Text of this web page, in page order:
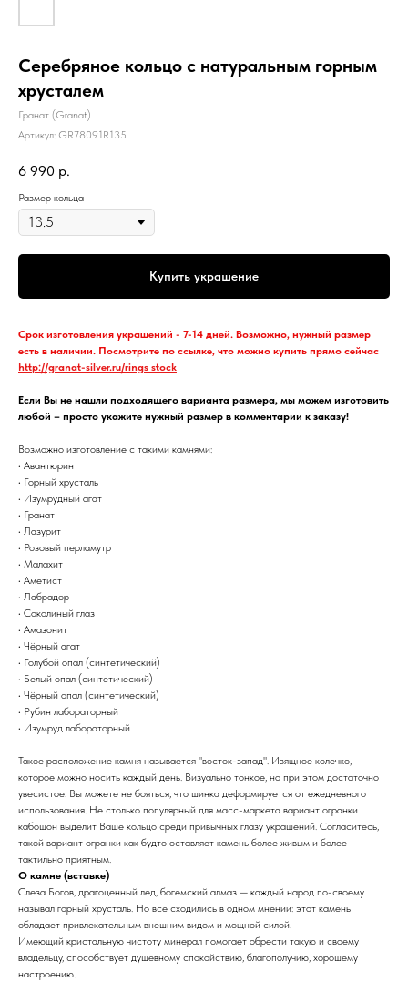
Серебряное кольцо с натуральным горным
хрусталем
Гранат (Granat)
Артикул: GR78091R135
6 990 р.
Размер кольца
Купить украшение
Срок изготовления украшений - 7-14 дней. Возможно, нужный размер
есть в наличии. Посмотрите по ссылке, что можно купить прямо сейчас
http://granat-silver.ru/rings_stock
Если Вы не нашли подходящего варианта размера, мы можем изготовить
любой – просто укажите нужный размер в комментарии к заказу!
Возможно изготовление с такими камнями:
• Авантюрин
• Горный хрусталь
• Изумрудный агат
• Гранат
• Лазурит
• Розовый перламутр
• Малахит
• Аметист
• Лабрадор
• Соколиный глаз
• Амазонит
• Чёрный агат
• Голубой опал (синтетический)
• Белый опал (синтетический)
• Чёрный опал (синтетический)
• Рубин лабораторный
• Изумруд лабораторный
Такое расположение камня называется "восток-запад". Изящное колечко,
которое можно носить каждый день. Визуально тонкое, но при этом достаточно
увесистое. Вы можете не бояться, что шинка деформируется от ежедневного
использования. Не столько популярный для масс-маркета вариант огранки
кабошон выделит Ваше кольцо среди привычных глазу украшений. Согласитесь,
такой вариант огранки как будто оставляет камень более живым и более
тактильно приятным.
О камне (вставке)
Слеза Богов, драгоценный лед, богемский алмаз — каждый народ по-своему
называл горный хрусталь. Но все сходились в одном мнении: этот камень
обладает привлекательным внешним видом и мощной силой.
Имеющий кристальную чистоту минерал помогает обрести такую и своему
владельцу, способствует душевному спокойствию, благополучию, хорошему
настроению.